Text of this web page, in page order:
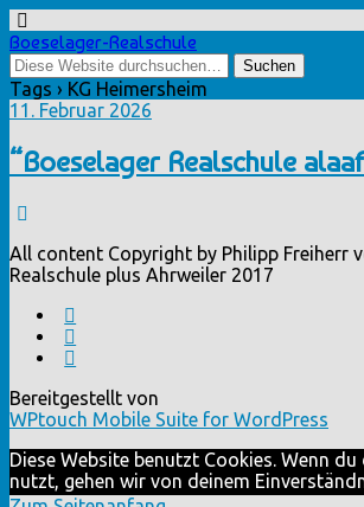
Boeselager-Realschule
Tags › KG Heimersheim
11. Februar 2026
“Boeselager Realschule
All content Copyright by Philipp Freiherr
Realschule plus Ahrweiler 2017
Bereitgestellt von
WPtouch Mobile Suite for WordPress
Diese Website benutzt Cookies. Wenn
nutzt, gehen wir von deinem